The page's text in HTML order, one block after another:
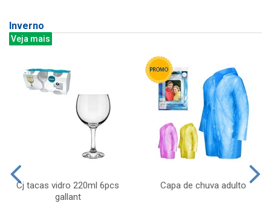
Inverno
Veja mais
Cj tacas vidro 220ml 6pcs
gallant
Capa de chuva adulto